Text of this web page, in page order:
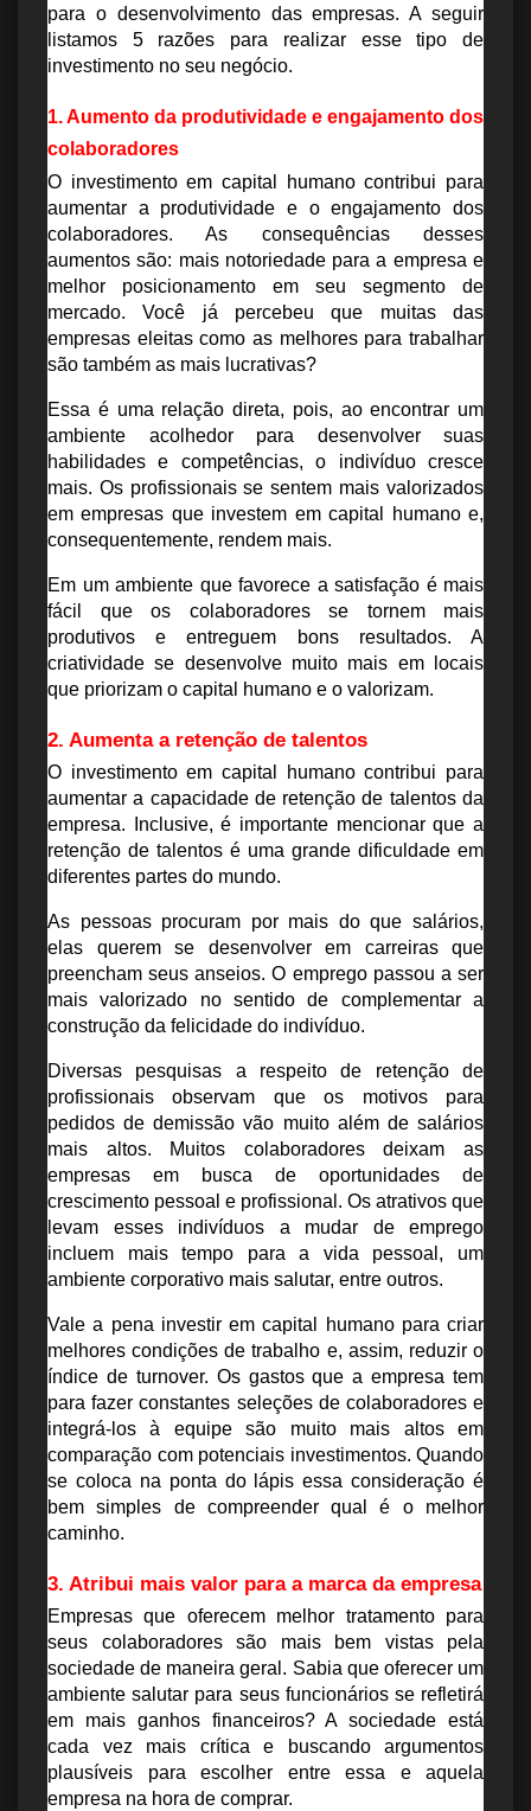
para o desenvolvimento das empresas. A seguir
listamos 5 razões para realizar esse tipo de
investimento no seu negócio.
1. Aumento da produtividade e engajamento dos
colaboradores
O investimento em capital humano contribui para
aumentar a produtividade e o engajamento dos
colaboradores. As consequências desses
aumentos são: mais notoriedade para a empresa e
melhor posicionamento em seu segmento de
mercado. Você já percebeu que muitas das
empresas eleitas como as melhores para trabalhar
são também as mais lucrativas?
Essa é uma relação direta, pois, ao encontrar um
ambiente acolhedor para desenvolver suas
habilidades e competências, o indivíduo cresce
mais. Os profissionais se sentem mais valorizados
em empresas que investem em capital humano e,
consequentemente, rendem mais.
Em um ambiente que favorece a satisfação é mais
fácil que os colaboradores se tornem mais
produtivos e entreguem bons resultados. A
criatividade se desenvolve muito mais em locais
que priorizam o capital humano e o valorizam.
2. Aumenta a retenção de talentos
O investimento em capital humano contribui para
aumentar a capacidade de retenção de talentos da
empresa. Inclusive, é importante mencionar que a
retenção de talentos é uma grande dificuldade em
diferentes partes do mundo.
As pessoas procuram por mais do que salários,
elas querem se desenvolver em carreiras que
preencham seus anseios. O emprego passou a ser
mais valorizado no sentido de complementar a
construção da felicidade do indivíduo.
Diversas pesquisas a respeito de retenção de
profissionais observam que os motivos para
pedidos de demissão vão muito além de salários
mais altos. Muitos colaboradores deixam as
empresas em busca de oportunidades de
crescimento pessoal e profissional. Os atrativos que
levam esses indivíduos a mudar de emprego
ambiente corporativo mais salutar, entre outros.
Vale a pena investir em capital humano para criar
melhores condições de trabalho e, assim, reduzir o
índice de turnover. Os gastos que a empresa tem
para fazer constantes seleções de colaboradores e
integrá-los à equipe são muito mais altos em
comparação com potenciais investimentos. Quando
se coloca na ponta do lápis essa consideração é
bem simples de compreender qual é o melhor
caminho.
3. Atribui mais valor para a marca da empresa
Empresas que oferecem melhor tratamento para
seus colaboradores são mais bem vistas pela
sociedade de maneira geral. Sabia que oferecer um
ambiente salutar para seus funcionários se refletirá
em mais ganhos financeiros? A sociedade está
cada vez mais crítica e buscando argumentos
plausíveis para escolher entre essa e aquela
empresa na hora de comprar.